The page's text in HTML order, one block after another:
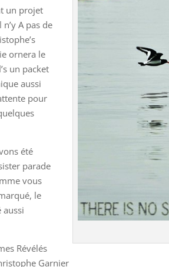
un projet
A pas de
ornera le
un packet
aussi
pour
été
parade
vous
le
aussi
Révélés
Garnier